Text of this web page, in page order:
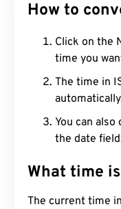
How to
Click on the
time you
The time in
You can
the date
What time
The current time